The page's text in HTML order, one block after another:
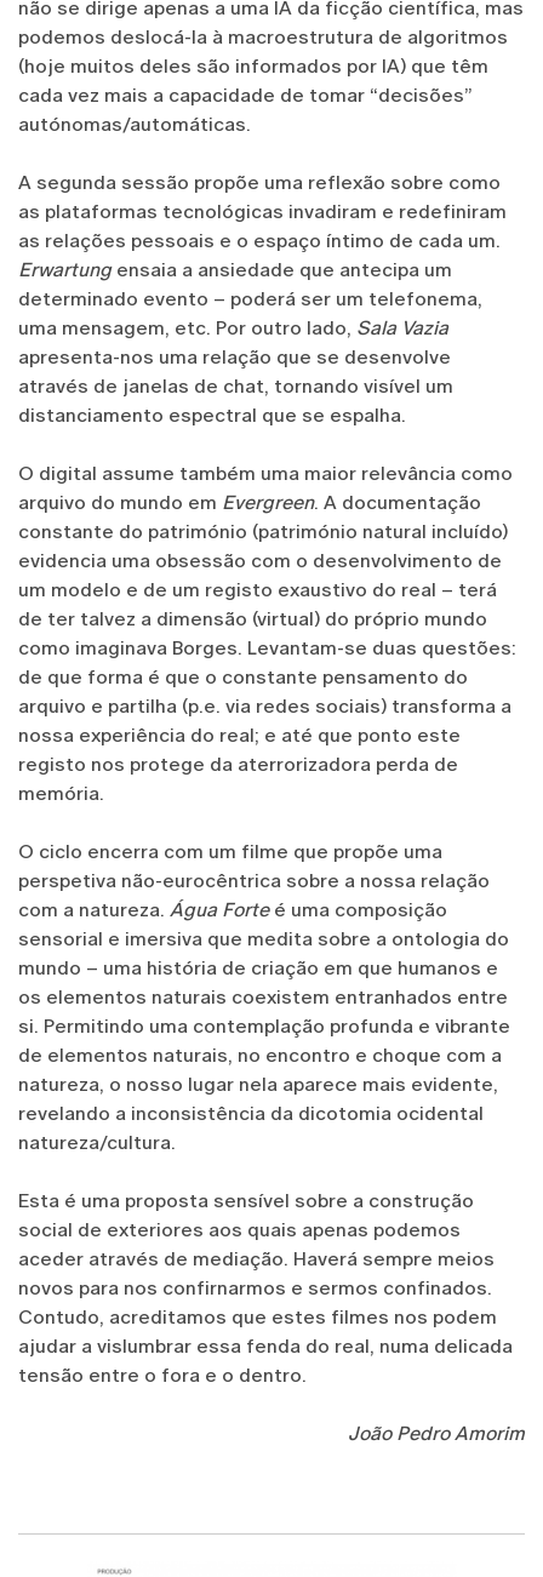
não se dirige apenas a uma IA da ficção científica, mas
podemos deslocá-la à macroestrutura de algoritmos
(hoje muitos deles são informados por IA) que têm
cada vez mais a capacidade de tomar “decisões”
autónomas/automáticas.
A segunda sessão propõe uma reflexão sobre como
as plataformas tecnológicas invadiram e redefiniram
as relações pessoais e o espaço íntimo de cada um.
Erwartungensaia a ansiedade que antecipa um
determinado evento – poderá ser um telefonema,
uma mensagem, etc. Por outro lado, Sala Vazia
apresenta-nos uma relação que se desenvolve
através de janelas de chat, tornando visível um
distanciamento espectral que se espalha.
O digital assume também uma maior relevância como
arquivo do mundo em Evergreen. A documentação
constante do património (património natural incluído)
evidencia uma obsessão com o desenvolvimento de
um modelo e de um registo exaustivo do real – terá
de ter talvez a dimensão (virtual) do próprio mundo
como imaginava Borges. Levantam-se duas questões:
de que forma é que o constante pensamento do
arquivo e partilha (p.e. via redes sociais) transforma a
nossa experiência do real; e até que ponto este
registo nos protege da aterrorizadora perda de
memória.
O ciclo encerra com um filme que propõe uma
perspetiva não-eurocêntrica sobre a nossa relação
com a natureza. Água Forteé uma composição
sensorial e imersiva que medita sobre a ontologia do
mundo – uma história de criação em que humanos e
os elementos naturais coexistem entranhados entre
si. Permitindo uma contemplação profunda e vibrante
de elementos naturais, no encontro e choque com a
natureza, o nosso lugar nela aparece mais evidente,
revelando a inconsistência da dicotomia ocidental
natureza/cultura.
Esta é uma proposta sensível sobre a construção
social de exteriores aos quais apenas podemos
aceder através de mediação. Haverá sempre meios
novos para nos confirnarmos e sermos confinados.
Contudo, acreditamos que estes filmes nos podem
ajudar a vislumbrar essa fenda do real, numa delicada
tensão entre o fora e o dentro.
João Pedro Amorim